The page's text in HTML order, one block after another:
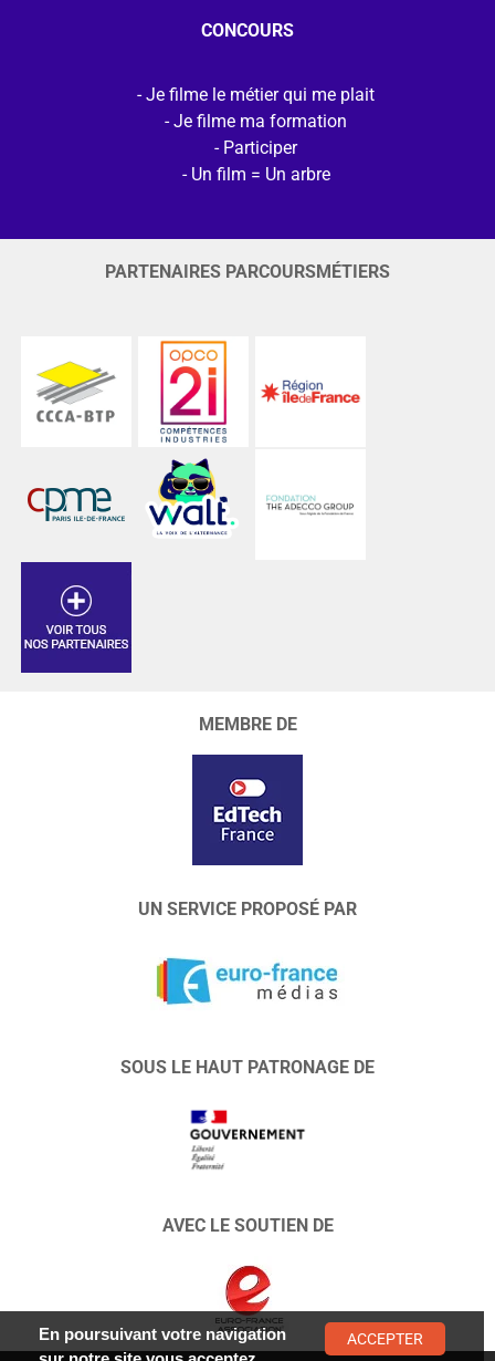
CONCOURS
Je filme le métier qui me plait
Je filme ma formation
Participer
Un film = Un arbre
PARTENAIRES PARCOURSMÉTIERS
MEMBRE DE
UN SERVICE PROPOSÉ PAR
SOUS LE HAUT PATRONAGE DE
AVEC LE SOUTIEN DE
En poursuivant votre navigation
ACCEPTER